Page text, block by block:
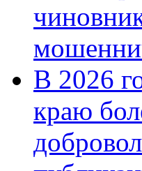
В 2026
краю